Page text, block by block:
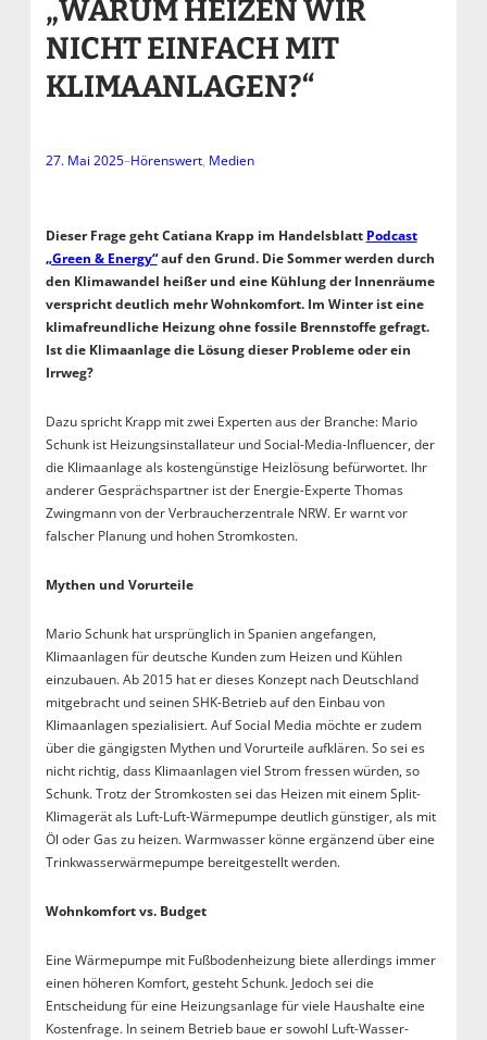
„WARUM HEIZEN WIR
NICHT EINFACH MIT
KLIMAANLAGEN?“
27. Mai 2025–Hörenswert, Medien
Dieser Frage geht Catiana Krapp im Handelsblatt Podcast
„Green & Energy“auf den Grund. Die Sommer werden durch
den Klimawandel heißer und eine Kühlung der Innenräume
verspricht deutlich mehr Wohnkomfort. Im Winter ist eine
klimafreundliche Heizung ohne fossile Brennstoffe gefragt.
Ist die Klimaanlage die Lösung dieser Probleme oder ein
Irrweg?
Dazu spricht Krapp mit zwei Experten aus der Branche: Mario
Schunk ist Heizungsinstallateur und Social-Media-Influencer, der
die Klimaanlage als kostengünstige Heizlösung befürwortet. Ihr
anderer Gesprächspartner ist der Energie-Experte Thomas
Zwingmann von der Verbraucherzentrale NRW. Er warnt vor
falscher Planung und hohen Stromkosten.
Mythen und Vorurteile
Mario Schunk hat ursprünglich in Spanien angefangen,
Klimaanlagen für deutsche Kunden zum Heizen und Kühlen
einzubauen. Ab 2015 hat er dieses Konzept nach Deutschland
mitgebracht und seinen SHK-Betrieb auf den Einbau von
Klimaanlagen spezialisiert. Auf Social Media möchte er zudem
über die gängigsten Mythen und Vorurteile aufklären. So sei es
nicht richtig, dass Klimaanlagen viel Strom fressen würden, so
Schunk. Trotz der Stromkosten sei das Heizen mit einem Split-
Klimagerät als Luft-Luft-Wärmepumpe deutlich günstiger, als mit
Öl oder Gas zu heizen. Warmwasser könne ergänzend über eine
Trinkwasserwärmepumpe bereitgestellt werden.
Wohnkomfort vs. Budget
Eine Wärmepumpe mit Fußbodenheizung biete allerdings immer
einen höheren Komfort, gesteht Schunk. Jedoch sei die
Entscheidung für eine Heizungsanlage für viele Haushalte eine
Kostenfrage. In seinem Betrieb baue er sowohl Luft-Wasser-